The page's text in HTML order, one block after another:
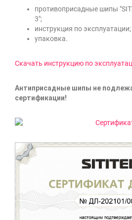
противоприсадные шипы
3";
инструкция по эксплуатации;
упаковка.
Скачать инструкцию по
Антиприсадные шипы не
сертификации!